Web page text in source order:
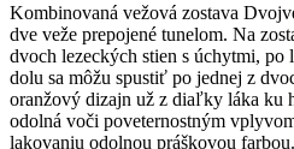
Kombinovaná vežová zostava
dve veže prepojené tunelom. Na
dvoch lezeckých stien s úchytmi, po
dolu sa môžu spustiť po jednej z
oranžový dizajn už z diaľky láka ku
odolná voči poveternostným
lakovaniu odolnou práškovou